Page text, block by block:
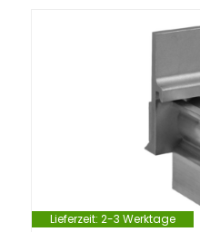
Lieferzeit: 2-3 Werktage